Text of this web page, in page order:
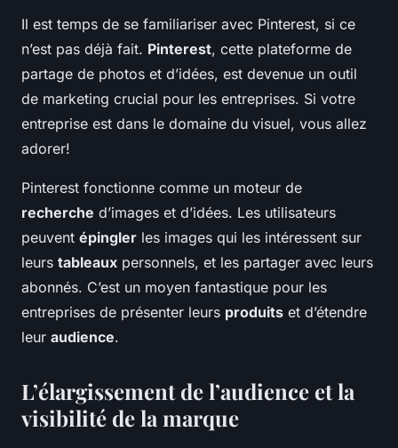
Il est temps de se familiariser avec Pinterest, si ce
n’est pas déjà fait. Pinterest, cette plateforme de
partage de photos et d’idées, est devenue un outil
de marketing crucial pour les entreprises. Si votre
entreprise est dans le domaine du visuel, vous allez
adorer!
Pinterest fonctionne comme un moteur de
recherche d’images et d’idées. Les utilisateurs
peuvent épingler les images qui les intéressent sur
leurs tableaux personnels, et les partager avec leurs
abonnés. C’est un moyen fantastique pour les
entreprises de présenter leurs produits et d’étendre
leur audience.
L’élargissement de l’audience et la
visibilité de la marque